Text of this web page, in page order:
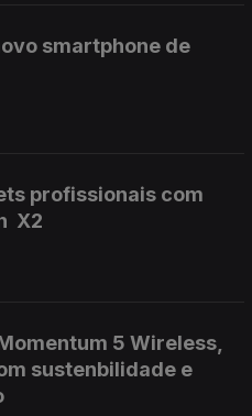
smartphone de
profissionais com
X2
5 Wireless,
sustenbilidade e